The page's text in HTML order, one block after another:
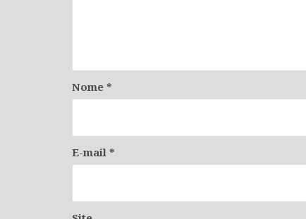
Nome *
E-mail *